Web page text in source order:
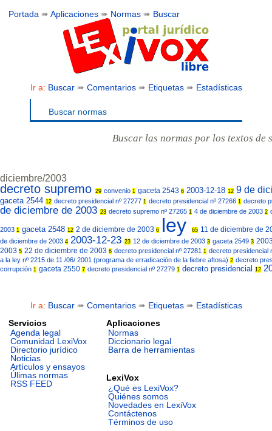
Portada ➠Aplicaciones ➠ Normas ➠ Buscar
Ir a: Buscar➠ Comentarios➠ Etiquetas➠ Estadísticas
Buscar normas
Buscar las normas por los textos de
diciembre/2003
decreto supremo 29 convenio 1 gaceta 2543 6 2003-12-18 12 9 de
gaceta 2544 12 decreto presidencial nº 27277 1 decreto presidencial nº 27266 1 decreto
de diciembre de 2003 23 decreto supremo nº 27265 1 4 de diciembre de 2003 2
2003 1 gaceta 2548 12 2 de diciembre de 2003 6 ley 65 11 de diciembre de
de diciembre de 2003 4 2003-12-23 23 12 de diciembre de 2003 3 gaceta 2549 3
2003 5 22 de diciembre de 2003 6 decreto presidencial nº 27281 1 decreto presidencial
a la ley nº 2215 de 11 /06/ 2001 (programa de erradicación de la fiebre aftosa) 2 decreto
corrupción 1 gaceta 2550 7 decreto presidencial nº 27279 1 decreto presidencial 12
Ir a: Buscar➠ Comentarios➠ Etiquetas➠ Estadísticas
Servicios
Agenda legal
Comunidad LexiVox
Directorio jurídico
Noticias
Artículos y ensayos
Úlimas normas
RSS FEED
Aplicaciones
Normas
Diccionario legal
Barra de herramientas
LexiVox
¿Qué es LexiVox?
Quiénes somos
Novedades en LexiVox
Contáctenos
Términos de uso